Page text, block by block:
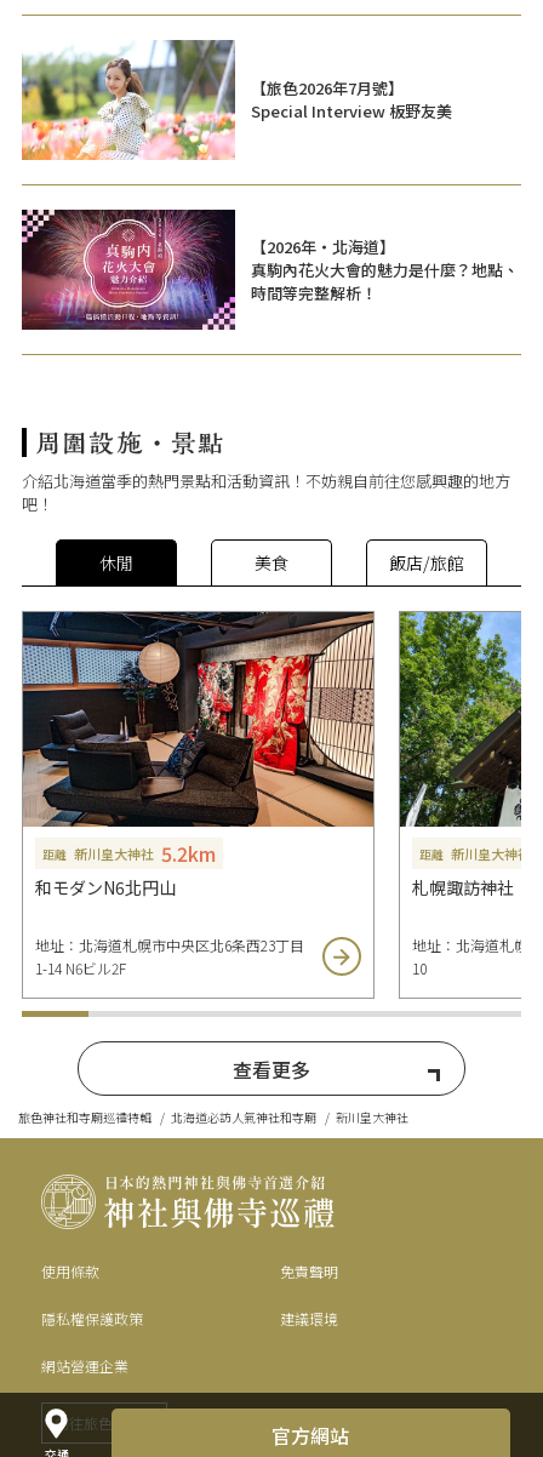
【旅色2026年7月號】
Special Interview 板野友美
【2026年・北海道】
真駒內花火大會的魅力是什麼？地點、
時間等完整解析！
介紹北海道當季的熱門景點和活動資訊！不妨親自前往您感興趣的地方
吧！
休閒 美食 飯店/旅館
距離 新川皇大神社 5.2km
和モダンN6北円山
地址：北海道札幌市中央区北6条西23丁目
1-14 N6ビル2F
距離 新川皇大神社
札幌諏訪神社
地址：北海道札幌
10
查看更多
旅色神社和寺廟巡禮特輯 北海道必訪人氣神社和寺廟 新川皇大神社
使用條款 免責聲明
隱私權保護政策 建議環境
網站營運企業
前往旅色官網 官方網站